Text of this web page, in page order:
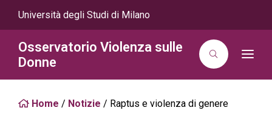
Università degli Studi di Milano
Osservatorio Violenza sulle
Donne
T
Home / Notizie / Raptus e violenza di genere